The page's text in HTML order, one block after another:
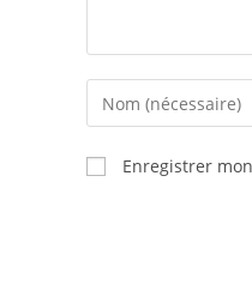
Enregistrer